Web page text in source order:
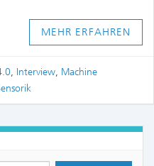
MEHR ERFAHREN
, Interview, Machine